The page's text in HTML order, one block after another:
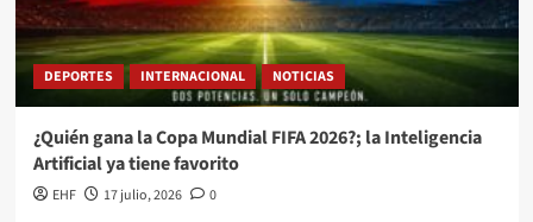
DEPORTES INTERNACIONAL NOTICIAS
¿Quién gana la Copa Mundial FIFA 2026?; la Inteligencia
Artificial ya tiene favorito
EHF 17 julio, 2026 0